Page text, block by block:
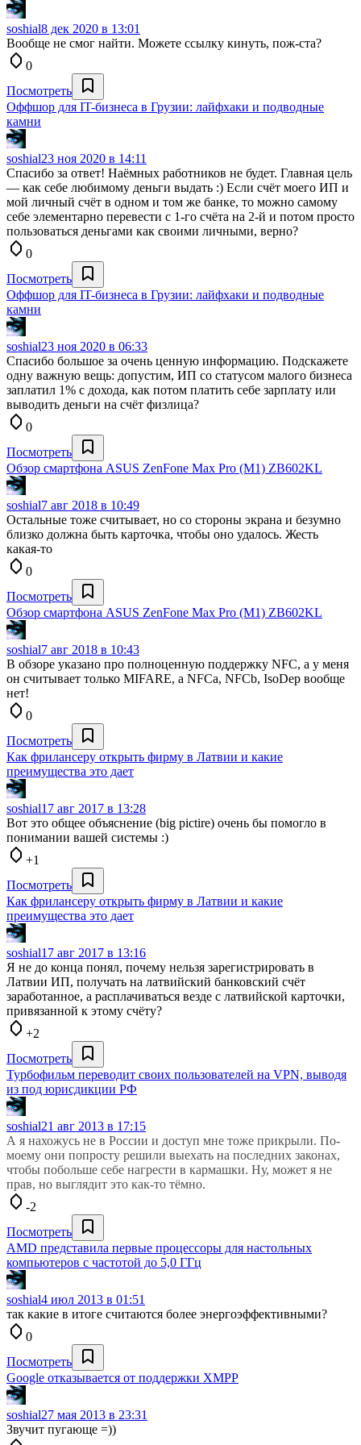
soshial8 дек 2020 в 13:01
Вообще не смог найти. Можете ссылку кинуть, пож-ста?
0
Посмотреть
Оффшор для IT-бизнеса в Грузии: лайфхаки и подводные
камни
soshial23 ноя 2020 в 14:11
Спасибо за ответ! Наёмных работников не будет. Главная цель
— как себе любимому деньги выдать :) Если счёт моего ИП и
мой личный счёт в одном и том же банке, то можно самому
себе элементарно перевести с 1-го счёта на 2-й и потом просто
пользоваться деньгами как своими личными, верно?
0
Посмотреть
Оффшор для IT-бизнеса в Грузии: лайфхаки и подводные
камни
soshial23 ноя 2020 в 06:33
Спасибо большое за очень ценную информацию. Подскажете
одну важную вещь: допустим, ИП со статусом малого бизнеса
заплатил 1% с дохода, как потом платить себе зарплату или
выводить деньги на счёт физлица?
0
Посмотреть
Обзор смартфона ASUS ZenFone Max Pro (M1) ZB602KL
soshial7 авг 2018 в 10:49
Остальные тоже считывает, но со стороны экрана и безумно
близко должна быть карточка, чтобы оно удалось. Жесть
какая-то
0
Посмотреть
Обзор смартфона ASUS ZenFone Max Pro (M1) ZB602KL
soshial7 авг 2018 в 10:43
В обзоре указано про полноценную поддержку NFC, а у меня
он считывает только MIFARE, а NFCa, NFCb, IsoDep вообще
нет!
0
Посмотреть
Как фрилансеру открыть фирму в Латвии и какие
преимущества это дает
soshial17 авг 2017 в 13:28
Вот это общее объяснение (big pictire) очень бы помогло в
понимании вашей системы :)
+1
Посмотреть
Как фрилансеру открыть фирму в Латвии и какие
преимущества это дает
soshial17 авг 2017 в 13:16
Я не до конца понял, почему нельзя зарегистрировать в
Латвии ИП, получать на латвийский банковский счёт
заработанное, а расплачиваться везде с латвийской карточки,
привязанной к этому счёту?
+2
Посмотреть
Турбофильм переводит своих пользователей на VPN, выводя
из под юрисдикции РФ
soshial21 авг 2013 в 17:15
А я нахожусь не в России и доступ мне тоже прикрыли. По-
моему они попросту решили выехать на последних законах,
чтобы побольше себе нагрести в кармашки. Ну, может я не
прав, но выглядит это как-то тёмно.
-2
Посмотреть
AMD представила первые процессоры для настольных
компьютеров с частотой до 5,0 ГГц
soshial4 июл 2013 в 01:51
так какие в итоге считаются более энергоэффективными?
0
Посмотреть
Google отказывается от поддержки XMPP
soshial27 мая 2013 в 23:31
Звучит пугающе =))